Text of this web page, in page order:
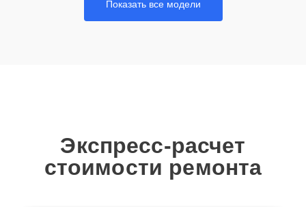
Показать все модели
Экспресс-расчет
стоимости ремонта